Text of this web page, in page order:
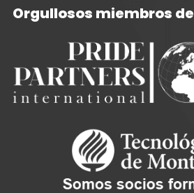
Orgullosos miembros de